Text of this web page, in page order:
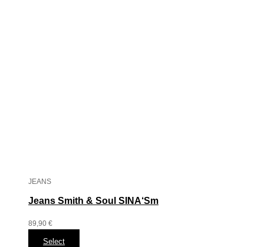
JEANS
Jeans Smith & Soul SINA‘Sm
89,90 €
Select